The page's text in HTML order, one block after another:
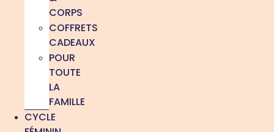
CORPS
COFFRETS
CADEAUX
POUR
TOUTE
LA
FAMILLE
CYCLE